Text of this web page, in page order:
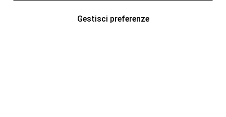
Gestisci preferenze